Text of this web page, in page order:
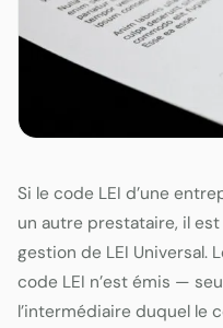
Si le code LEI d’une
un autre prestataire, il
gestion de LEI Universal.
code LEI n’est émis —
l’intermédiaire duquel le